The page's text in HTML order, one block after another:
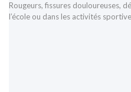
Rougeurs, fissures douloureuses,
l’école ou dans les activités